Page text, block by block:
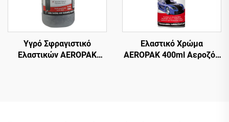
Υγρό Σφραγιστικό
Ελαστικών AEROPAK
Ελαστικό Χρώμα
AEROPAK 400ml Αεροζόλ